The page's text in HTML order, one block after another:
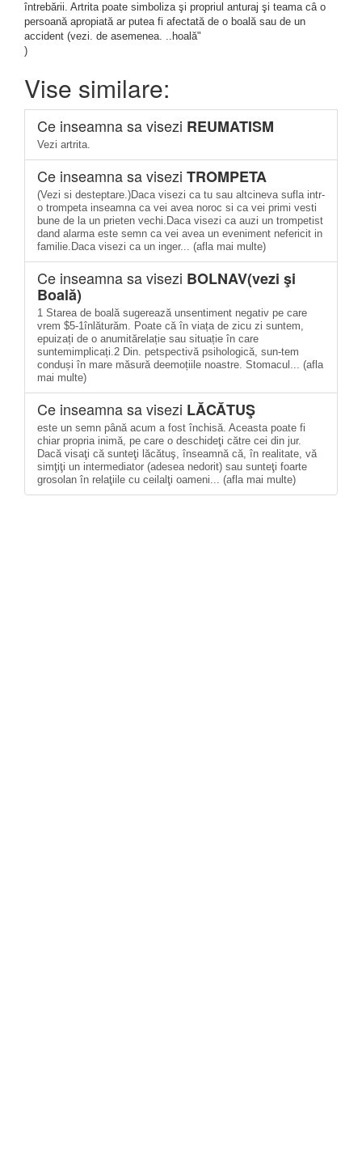
întrebării. Artrita poate simboliza şi propriul anturaj şi teama câ o
persoană apropiată ar putea fi afectată de o boală sau de un
accident (vezi. de asemenea. ..hoală"
)
Vise similare:
Ce inseamna sa visezi REUMATISM
Vezi artrita.
Ce inseamna sa visezi TROMPETA
(Vezi si desteptare.)Daca visezi ca tu sau altcineva sufla intr-
o trompeta inseamna ca vei avea noroc si ca vei primi vesti
bune de la un prieten vechi.Daca visezi ca auzi un trompetist
dand alarma este semn ca vei avea un eveniment nefericit in
familie.Daca visezi ca un inger... (afla mai multe)
Ce inseamna sa visezi BOLNAV(vezi şi
Boală)
1 Starea de boală sugerează unsentiment negativ pe care
vrem $5-1înlăturăm. Poate că în viața de zicu zi suntem,
epuizați de o anumitărelație sau situație în care
suntemimplicați.2 Din. petspectivă psihologică, sun-tem
conduși în mare măsură deemoțiile noastre. Stomacul... (afla
mai multe)
Ce inseamna sa visezi LĂCĂTUŞ
este un semn până acum a fost închisă. Aceasta poate fi
chiar propria inimă, pe care o deschideţi către cei din jur.
Dacă visaţi că sunteţi lăcătuş, înseamnă că, în realitate, vă
simţiţi un intermediator (adesea nedorit) sau sunteţi foarte
grosolan în relaţiile cu ceilalţi oameni... (afla mai multe)